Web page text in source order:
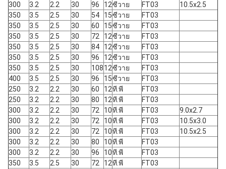
300
3.2 2.2 30 96 12ซีวาย FT03
10.5x2.5
350
3.5 2.5 30 54 15ซีวาย
FT03
350
3.5 2.5 30 60 15ซีวาย
FT03
350
3.5 2.5 30 72 12ซีวาย
FT03
350
3.5 2.5 30 84 12ซีวาย
FT03
350
3.5 2.5 30 96 12ซีวาย
FT03
350
3.5 2.5 30 10812ซีวาย
FT03
400
3.5 2.5 30 96 15ซีวาย
FT03
250
3.2 2.2 30 60 12ที.พี
FT03
250
3.2 2.2 30 80 12ที.พี
FT03
300
3.2 2.2 30 72 10ที.พี FT03
9.0x2.7
300
3.2 2.2 30 72 10ที.พี FT03
10.5x3.0
300
3.2 2.2 30 72 10ที.พี FT03
10.5x2.5
300
3.2 2.2 30 80 10ที.พี
FT03
300
3.2 2.2 30 96 10ที.พี
FT03
350
3.5 2.5 30 72 12ที.พี
FT03